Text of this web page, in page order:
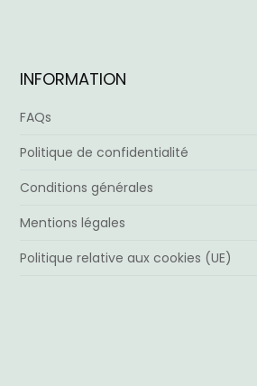
INFORMATION
FAQs
Politique de confidentialité
Conditions générales
Mentions légales
Politique relative aux cookies (UE)